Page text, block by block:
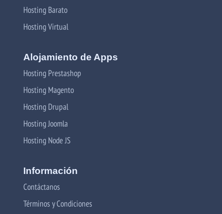
Hosting Barato
Hosting Virtual
Alojamiento de Apps
Hosting Prestashop
Hosting Magento
Hosting Drupal
Hosting Joomla
Hosting Node JS
Información
Contáctanos
Términos y Condiciones